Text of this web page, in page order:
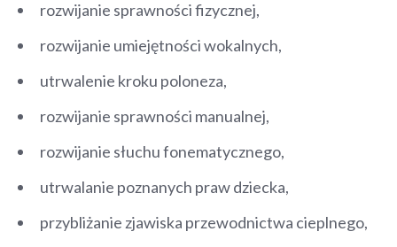
rozwijanie sprawności fizycznej,
rozwijanie umiejętności wokalnych,
utrwalenie kroku poloneza,
rozwijanie sprawności manualnej,
rozwijanie słuchu fonematycznego,
utrwalanie poznanych praw dziecka,
przybliżanie zjawiska przewodnictwa cieplnego,